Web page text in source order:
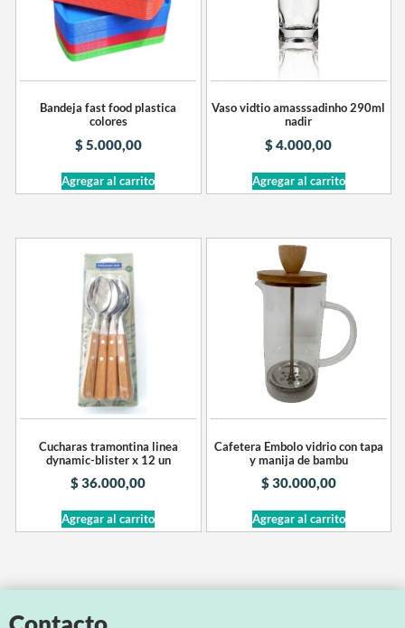
Bandeja fast food plastica
colores
$5.000,00
Agregar al carrito
Vaso vidtio amasssadinho 290ml
nadir
$4.000,00
Agregar al carrito
Cucharas tramontina linea
dynamic-blister x 12 un
$36.000,00
Agregar al carrito
Cafetera Embolo vidrio con tapa
y manija de bambu
$30.000,00
Agregar al carrito